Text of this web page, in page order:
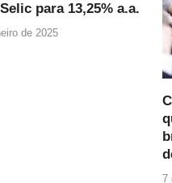
para 13,25% a.a.
de 2025
7